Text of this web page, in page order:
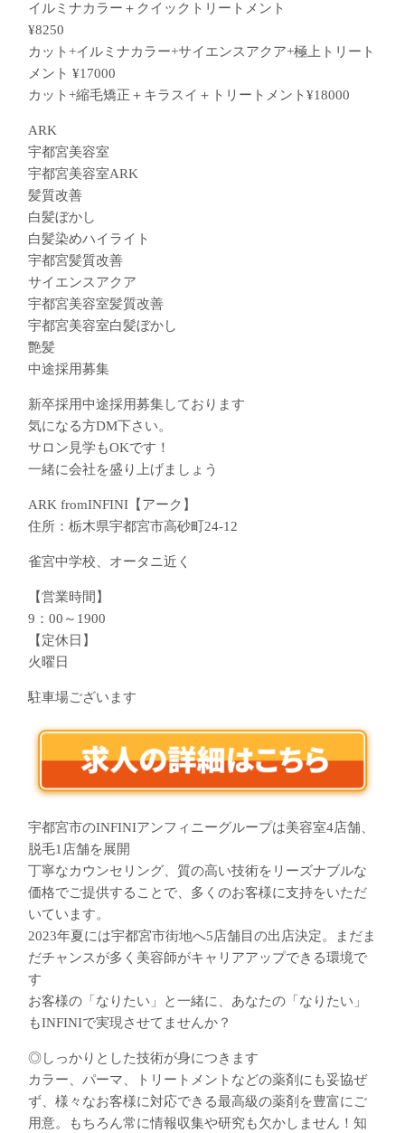
イルミナカラー＋クイックトリートメント
¥8250
カット+イルミナカラー+サイエンスアクア+極上トリート
メント ¥17000
カット+縮毛矯正＋キラスイ＋トリートメント¥18000
ARK
宇都宮美容室
宇都宮美容室ARK
髪質改善
白髪ぼかし
白髪染めハイライト
宇都宮髪質改善
サイエンスアクア
宇都宮美容室髪質改善
宇都宮美容室白髪ぼかし
艶髪
中途採用募集
新卒採用︎中途採用募集しております︎
気になる方DM下さい。
サロン見学もOKです！
一緒に会社を盛り上げましょう
ARK fromINFINI【アーク】
住所：栃木県宇都宮市高砂町24-12
雀宮中学校、オータニ近く
【営業時間】
9：00～1900
【定休日】
火曜日
駐車場ございます
宇都宮市のINFINIアンフィニーグループは美容室4店舗、
脱毛1店舗を展開
丁寧なカウンセリング、質の高い技術をリーズナブルな
価格でご提供することで、多くのお客様に支持をいただ
いています。
2023年夏には宇都宮市街地へ5店舗目の出店決定。まだま
だチャンスが多く美容師がキャリアアップできる環境で
す
お客様の「なりたい」と一緒に、あなたの「なりたい」
もINFINIで実現させてませんか？
◎しっかりとした技術が身につきます
カラー、パーマ、トリートメントなどの薬剤にも妥協ぜ
ず、様々なお客様に対応できる最高級の薬剤を豊富にご
用意。もちろん常に情報収集や研究も欠かしません！知